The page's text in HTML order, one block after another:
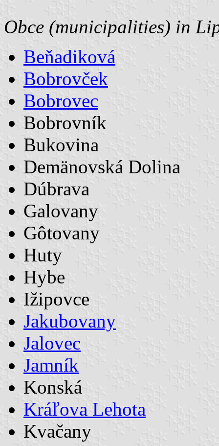
Obce (municipalities) in
Beňadiková
Bobrovček
Bobrovec
Bobrovník
Bukovina
Demänovská Dolina
Dúbrava
Galovany
Gôtovany
Huty
Hybe
Ižipovce
Jakubovany
Jalovec
Jamník
Konská
Kráľova Lehota
Kvačany